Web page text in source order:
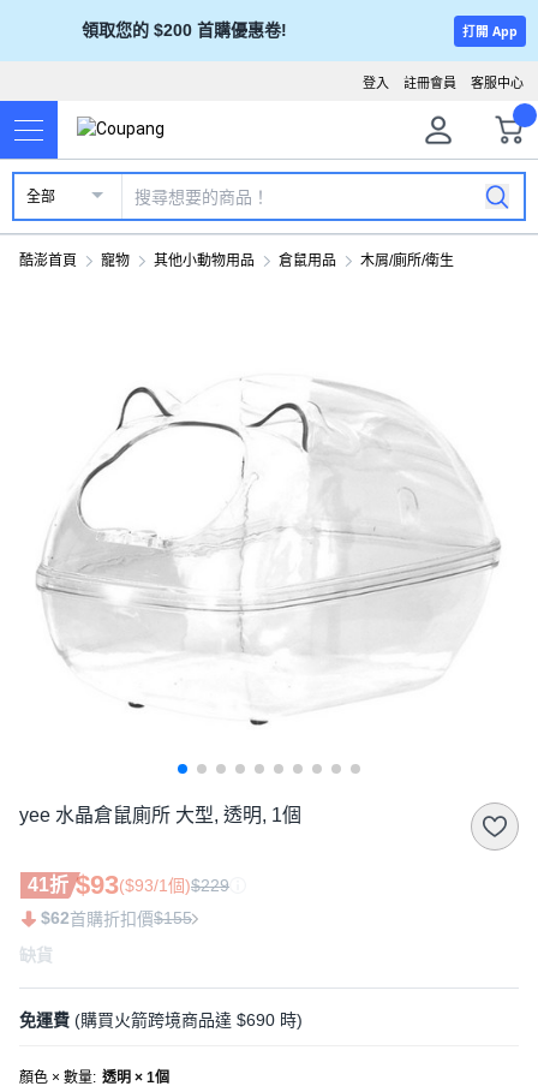
領取您的 $200 首購優惠卷! 打開 App
客服中心
註冊會員
登入
全部
酷澎首頁 寵物 其他小動物用品 倉鼠用品 木屑/廁所/衛生
yee 水晶倉鼠廁所 大型, 透明, 1個
41折 $93($93/1個)$229
$62首購折扣價$155
缺貨
免運費 (購買火箭跨境商品達 $690 時)
顏色 × 數量: 透明 × 1個